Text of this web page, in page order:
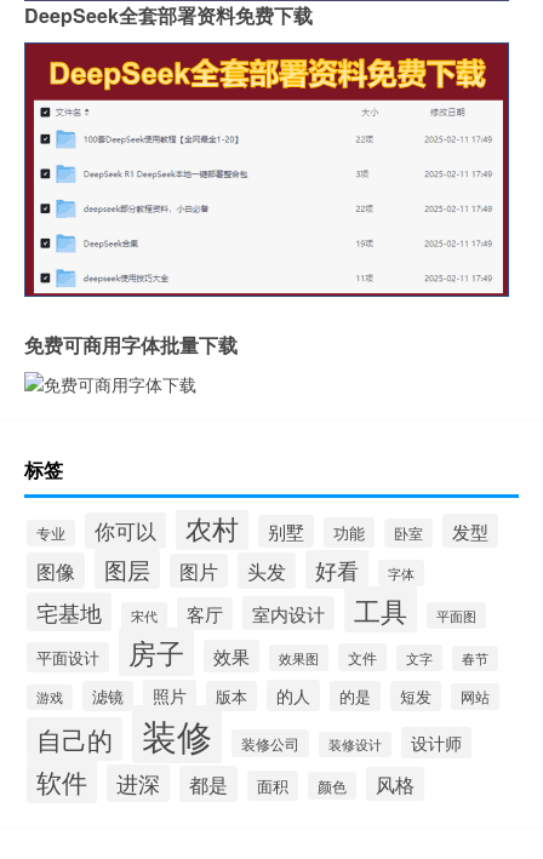
DeepSeek全套部署资料免费下载
免费可商用字体批量下载
标签
专业 你可以 农村 别墅 功能 卧室 发型
图像 图层 图片 头发 好看 字体
宅基地 宋代 客厅 室内设计 工具 平面图
平面设计 房子 效果 效果图 文件 文字 春节
游戏 滤镜 照片 版本 的人 的是 短发 网站
自己的 装修 装修公司 装修设计 设计师
软件 进深 都是 面积 颜色 风格